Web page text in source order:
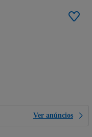
Ver anúncios